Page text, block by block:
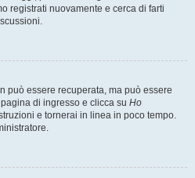
registrati nuovamente e cerca di farti
può essere recuperata, ma può essere
di ingresso e clicca su Ho
e tornerai in linea in poco tempo.